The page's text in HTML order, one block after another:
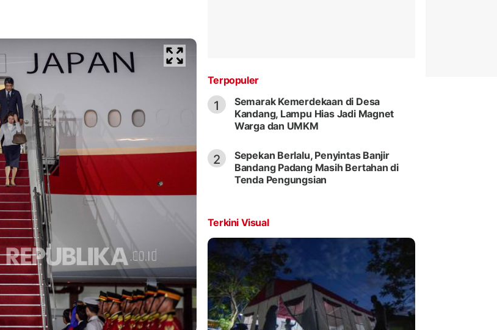
Terpopuler
1
Semarak Kemerdekaan di Desa
Kandang, Lampu Hias Jadi Magnet
Warga dan UMKM
2
Sepekan Berlalu, Penyintas Banjir
Bandang Padang Masih Bertahan di
Tenda Pengungsian
Terkini Visual